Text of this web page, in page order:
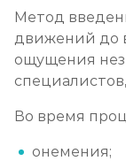
Метод
движений до
ощущения
Во время
онемения;